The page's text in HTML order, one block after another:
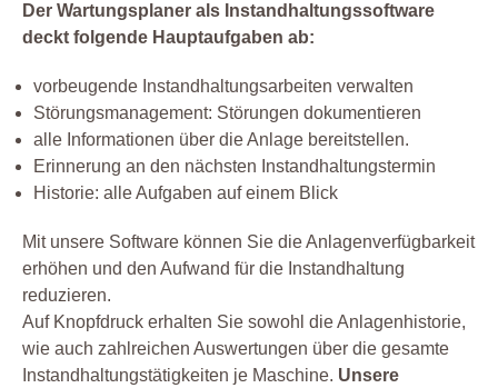
Der Wartungsplaner als Instandhaltungssoftware
deckt folgende Hauptaufgaben ab:
vorbeugende Instandhaltungsarbeiten verwalten
Störungsmanagement: Störungen dokumentieren
alle Informationen über die Anlage bereitstellen.
Erinnerung an den nächsten Instandhaltungstermin
Historie: alle Aufgaben auf einem Blick
Mit unsere Software können Sie die Anlagenverfügbarkeit
erhöhen und den Aufwand für die Instandhaltung
reduzieren.
Auf Knopfdruck erhalten Sie sowohl die Anlagenhistorie,
wie auch zahlreichen Auswertungen über die gesamte
Instandhaltungstätigkeiten je Maschine. Unsere